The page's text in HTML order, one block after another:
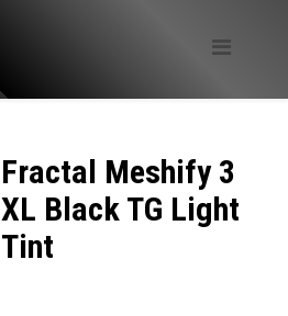
Fractal Meshify 3
XL Black TG Light
Tint